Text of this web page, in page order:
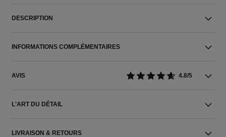
DESCRIPTION
INFORMATIONS COMPLÉMENTAIRES
AVIS 4.8/5
L'ART DU DÉTAIL
LIVRAISON & RETOURS